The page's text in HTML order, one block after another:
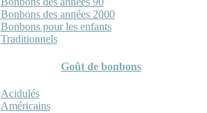
Bonbons des années 2000
Bonbons pour les enfants
Traditionnels
Goût de bonbons
Acidulés
Américains